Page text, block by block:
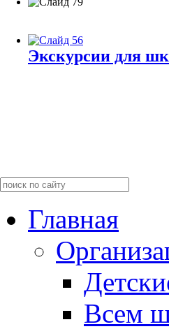
Экскурсии для
Главная
Всем